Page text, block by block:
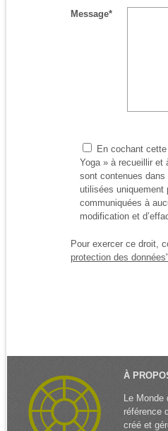
Message*
En cochant
Yoga » à recueillir et
sont contenues
utilisées uniquement
communiquées à
modification et
Pour exercer ce droit,
protection des données"
À
Le Monde
référence
créé et